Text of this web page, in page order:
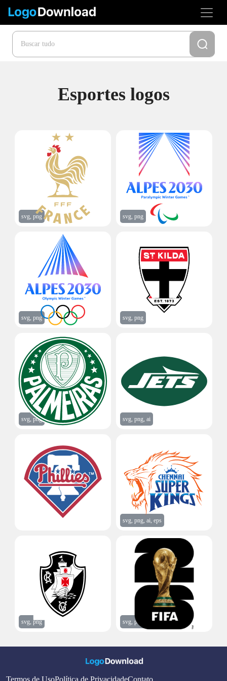
Esportes logos
svg, png svg, png
svg, png svg, png
svg, png svg, png, ai
svg, png, ai, eps
svg, png svg, png
Termos de UsoPolítica de PrivacidadeContato